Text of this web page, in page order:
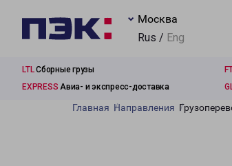
Москва
Rus / Eng
LTLСборные грузы
EXPRESS Авиа- и экспресс-доставка
Главная Направления